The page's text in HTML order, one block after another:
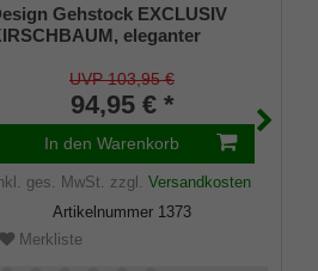
Gehstock EXCLUSIV
eleganter
feinem Kirschbaumholz,
Messingring, Länge 94 cm,
UVP 103,95 €
94,95 € *
In den Warenkorb
ges. MwSt. zzgl. Versandkosten
Artikelnummer 1373
Merkliste